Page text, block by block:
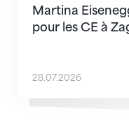
Martina
pour les CE à
28.07.2026